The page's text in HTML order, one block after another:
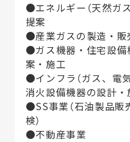
●エネルギー（天然ガ
提案
●産業ガスの製造・販
●ガス機器・住宅設備
案・施工
●インフラ（ガス、電
消火設備機器の設計・
●SS事業（石油製品
検）
●不動産事業